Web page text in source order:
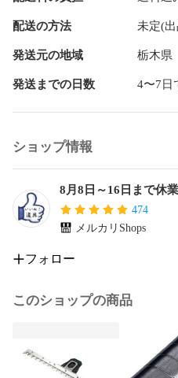
配送の方法 未定(
発送元の地域 栃木県
発送までの日数 4〜7日
ショップ情報
8月8日～16日まで休業
474
メルカリShops
フォロー
このショップの商品